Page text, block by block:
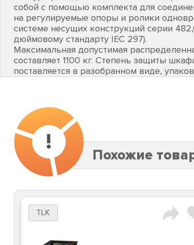
собой с помощью комплекта для
на регулируемые опоры и ролики
системе несущих конструкций серии
дюймовому стандарту IEC 297).
Максимальная допустимая
составляет 1100 кг. Степень защиты
поставляется в разобранном виде,
!
Похожие
TLK